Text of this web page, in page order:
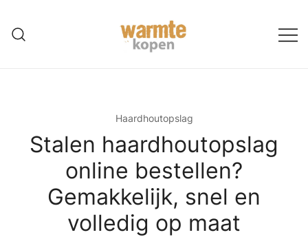
naar
Haardhoutopslag
Stalen haardhoutopslag
online bestellen?
Gemakkelijk, snel en
volledig op maat